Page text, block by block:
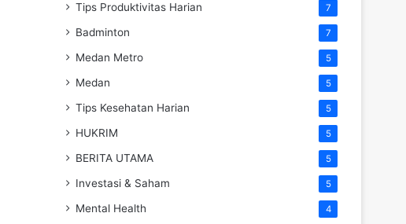
Tips Produktivitas Harian 7
Badminton 7
Medan Metro 5
Medan 5
Tips Kesehatan Harian 5
HUKRIM 5
BERITA UTAMA 5
Investasi & Saham 5
Mental Health 4